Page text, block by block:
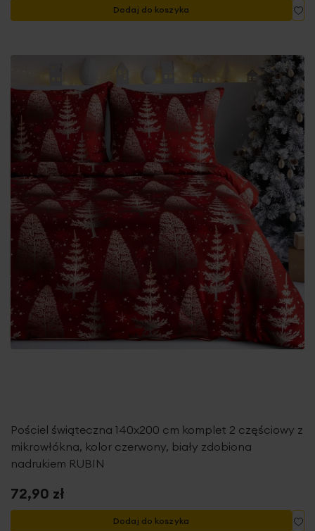
Dodaj do koszyka
Pościel świąteczna 140x200 cm komplet 2 częściowy z
mikrowłókna, kolor czerwony, biały zdobiona
nadrukiem RUBIN
72,90 zł
Dodaj do koszyka